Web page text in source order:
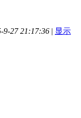
9-27 21:17:36 | 显示